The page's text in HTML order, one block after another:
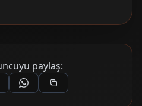
paylaş: